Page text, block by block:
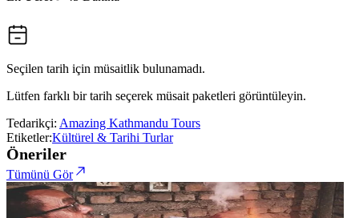
Seçilen tarih için müsaitlik bulunamadı.
Lütfen farklı bir tarih seçerek müsait paketleri görüntüleyin.
Tedarikçi: Amazing Kathmandu Tours
Etiketler:Kültürel & Tarihi Turlar
Öneriler
Tümünü Gör